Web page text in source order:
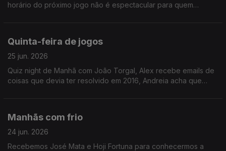
horário do próximo jogo não é espectacular para quem
Quinta-feira de jogos
25 jun. 2026
Quiz night de Manhã com João Torgal, Alex recebe emails de
coisas que devia ter resolvido em 2016, Andreia acha que
Manhãs com frio
24 jun. 2026
Recebemos José Mata e Hoji Fortuna para conhecermos a